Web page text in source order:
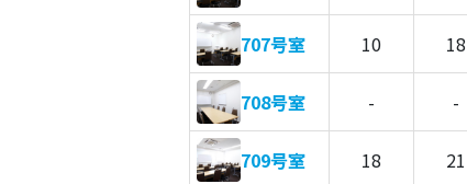
707号室 10 18
708号室 - -
709号室 18 21